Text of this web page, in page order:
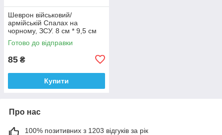
Шеврон військовий/
армійській Спалах на
чорному, ЗСУ. 8 см * 9,5 см
Готово до відправки
85 ₴
Купити
Про нас
100% позитивних з 1203 відгуків за рік